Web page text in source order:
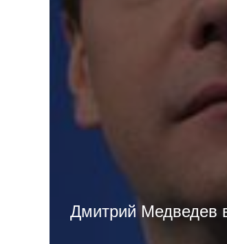
Дмитрий Медведев